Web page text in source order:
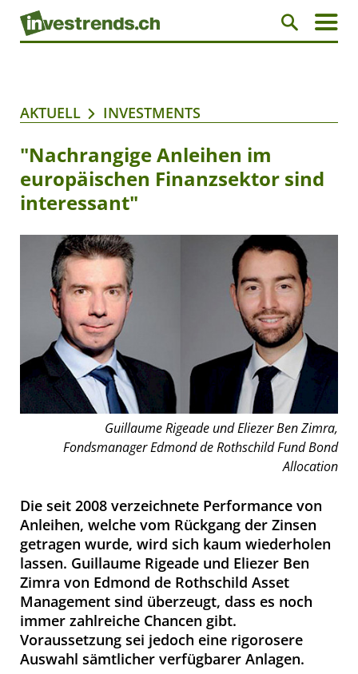
AKTUELL INVESTMENTS
"Nachrangige Anleihen im
europäischen Finanzsektor sind
interessant"
Guillaume Rigeade und Eliezer Ben Zimra,
Fondsmanager Edmond de Rothschild Fund Bond
Allocation
Die seit 2008 verzeichnete Performance von
Anleihen, welche vom Rückgang der Zinsen
getragen wurde, wird sich kaum wiederholen
lassen. Guillaume Rigeade und Eliezer Ben
Zimra von Edmond de Rothschild Asset
Management sind überzeugt, dass es noch
immer zahlreiche Chancen gibt.
Voraussetzung sei jedoch eine rigorosere
Auswahl sämtlicher verfügbarer Anlagen.